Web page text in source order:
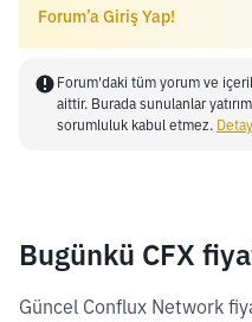
Forum’a Giriş Yap!
Forum'daki tüm yorum ve
aittir. Burada sunulanlar
sorumluluk kabul etmez.
Bugünkü CFX
Güncel Conflux Network